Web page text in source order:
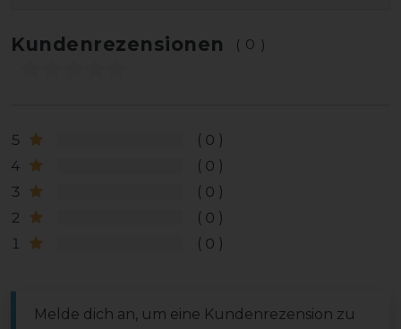
Kundenrezensionen (0)
5
0
4
0
3
0
2
0
1
0
Melde dich an, um eine Kundenrezension zu